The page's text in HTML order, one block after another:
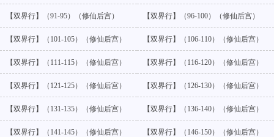
【双界行】（91-95）（修仙后宫） 【双界行】（96-100）（修仙后宫）
【双界行】（101-105）（修仙后宫） 【双界行】（106-110）（修仙后宫）
【双界行】（111-115）（修仙后宫） 【双界行】（116-120）（修仙后宫）
【双界行】（121-125）（修仙后宫） 【双界行】（126-130）（修仙后宫）
【双界行】（131-135）（修仙后宫） 【双界行】（136-140）（修仙后宫）
【双界行】（141-145）（修仙后宫） 【双界行】（146-150）（修仙后宫）